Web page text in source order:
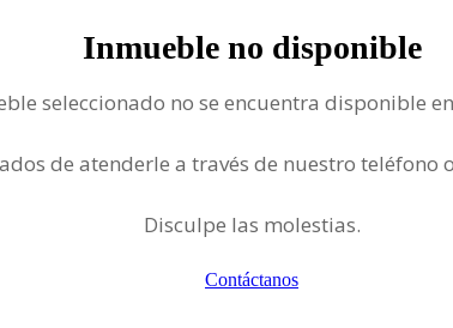
Inmueble no disponible
seleccionado no se encuentra disponible
de atenderle a través de nuestro
Disculpe las molestias.
Contáctanos